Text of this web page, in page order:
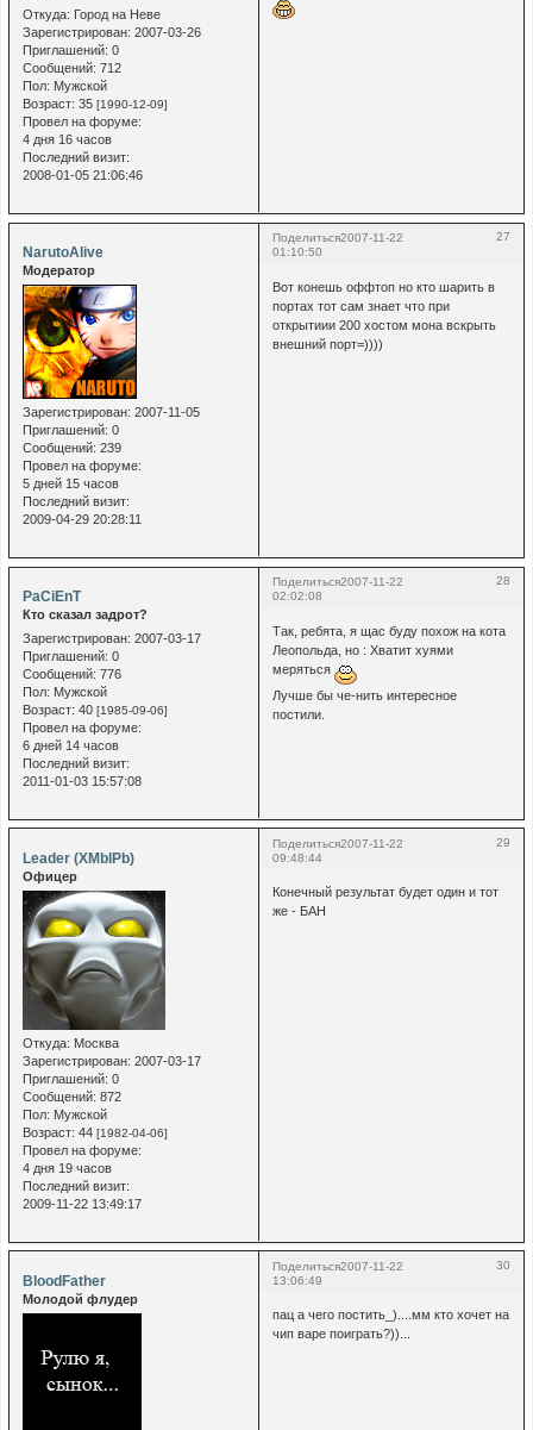
Откуда: Город на Неве
Зарегистрирован: 2007-03-26
Приглашений: 0
Сообщений: 712
Пол: Мужской
Возраст: 35 [1990-12-09]
Провел на форуме:
4 дня 16 часов
Последний визит:
2008-01-05 21:06:46
Поделиться 27
2007-11-22
01:10:50
NarutoAlive
Модератор
Зарегистрирован: 2007-11-05
Приглашений: 0
Сообщений: 239
Провел на форуме:
5 дней 15 часов
Последний визит:
2009-04-29 20:28:11
Вот конешь оффтоп но кто шарить в
портах тот сам знает что при
открытиии 200 хостом мона вскрыть
внешний порт=))))
Поделиться 28
2007-11-22
02:02:08
PaCiEnT
Кто сказал задрот?
Зарегистрирован: 2007-03-17
Приглашений: 0
Сообщений: 776
Пол: Мужской
Возраст: 40 [1985-09-06]
Провел на форуме:
6 дней 14 часов
Последний визит:
2011-01-03 15:57:08
Так, ребята, я щас буду похож на кота
Леопольда, но : Хватит хуями
меряться
Лучше бы че-нить интересное
постили.
Поделиться 29
2007-11-22
09:48:44
Leader (XMblPb)
Офицер
Откуда: Москва
Зарегистрирован: 2007-03-17
Приглашений: 0
Сообщений: 872
Пол: Мужской
Возраст: 44 [1982-04-06]
Провел на форуме:
4 дня 19 часов
Последний визит:
2009-11-22 13:49:17
Конечный результат будет один и тот
же - БАН
Поделиться 30
2007-11-22
13:06:49
BloodFather
Молодой флудер
пац а чего постить_)....мм кто хочет на
чип варе поиграть?))...